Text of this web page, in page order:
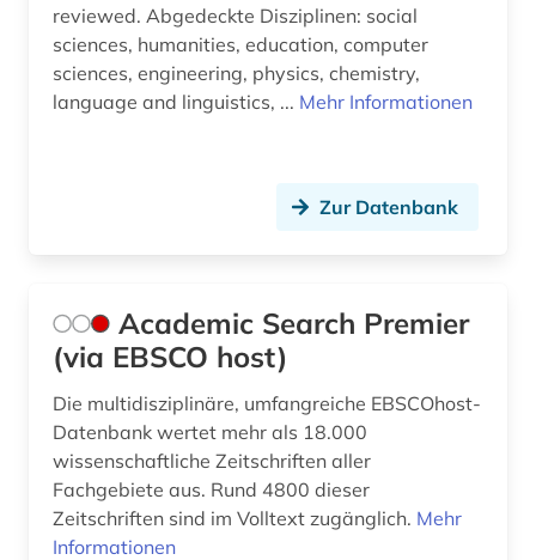
computersicherheit (1)
computerspiel (1)
darwin, charles | naturwissenschaftler;
biologe; geologe (1)
datenaustausch (1)
datenbank (1)
reviewed. Abgedeckte Disziplinen: social
sciences, humanities, education, computer
sciences, engineering, physics, chemistry,
language and linguistics, ... Mehr Informationen
Zur Datenbank
Academic Search Premier
(via EBSCO host)
Die multidisziplinäre, umfangreiche EBSCOhost-
Datenbank wertet mehr als 18.000
wissenschaftliche Zeitschriften aller
Fachgebiete aus. Rund 4800 dieser
Zeitschriften sind im Volltext zugänglich. Mehr
Informationen